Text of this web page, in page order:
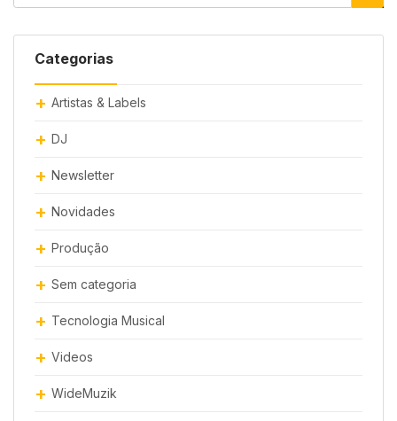
Categorias
Artistas & Labels
DJ
Newsletter
Novidades
Produção
Sem categoria
Tecnologia Musical
Videos
WideMuzik